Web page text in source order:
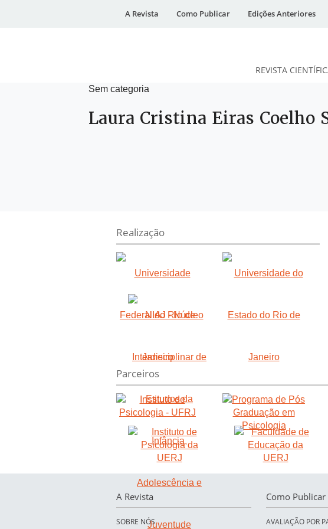
A Revista Como Publicar Edições Anteriores
REVISTA
Sem categoria
Laura Cristina Eiras Coelho
Realização
Parceiros
A Revista
SOBRE NÓS
Como Publicar
AVALIAÇÃO POR